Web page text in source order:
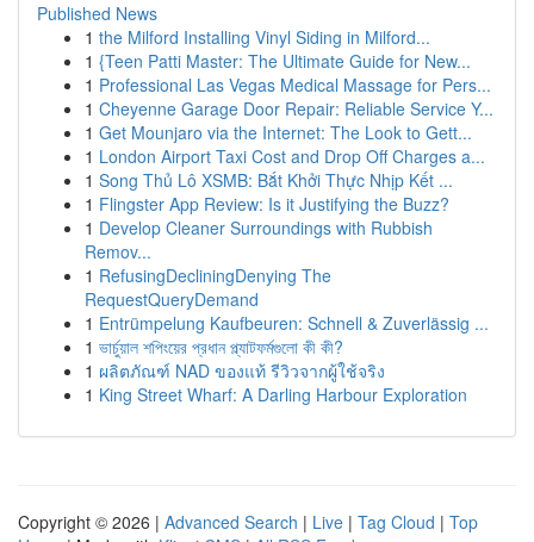
Published News
1 the Milford Installing Vinyl Siding in Milford...
1 {Teen Patti Master: The Ultimate Guide for New...
1 Professional Las Vegas Medical Massage for Pers...
1 Cheyenne Garage Door Repair: Reliable Service Y...
1 Get Mounjaro via the Internet: The Look to Gett...
1 London Airport Taxi Cost and Drop Off Charges a...
1 Song Thủ Lô XSMB: Bắt Khởi Thực Nhịp Kết ...
1 Flingster App Review: Is it Justifying the Buzz?
1 Develop Cleaner Surroundings with Rubbish
Remov...
1 RefusingDecliningDenying The
RequestQueryDemand
1 Entrümpelung Kaufbeuren: Schnell & Zuverlässig ...
1 ভার্চুয়াল শপিংয়ের প্রধান প্ল্যাটফর্মগুলো কী কী?
1 ผลิตภัณฑ์ NAD ของแท้ รีวิวจากผู้ใช้จริง
1 King Street Wharf: A Darling Harbour Exploration
Copyright © 2026 | Advanced Search | Live | Tag Cloud | Top